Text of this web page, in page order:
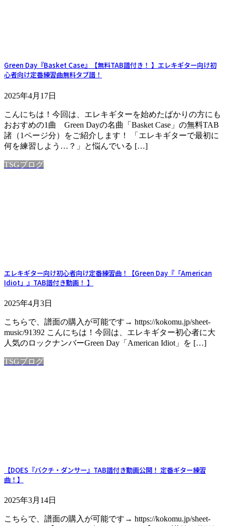
Green Day『Basket Case』【無料TAB譜付き！ 】エレキギター向け初
心者向け定番練習曲無料タブ譜！
2025年4月17日
こんにちは！今回は、エレキギターを始めたばかりの方にも
おおすめの1曲 Green Dayの名曲「Basket Case」の無料TAB
諸（1ページ分）をご紹介します！ 「エレキギターで最初に
何を練習しよう…？」と悩んでいる […]
TSGブログ
エレキギター向け初心者向け定番練習曲！【Green Day『「American
Idiot」』TAB譜付き動画！ 】
2025年4月3日
こちらで、譜面の購入が可能です→ https://kokomu.jp/sheet-
music/91392 こんにちは！今回は、エレキギター初心者に大
人気のロックナンバーGreen Day「American Idiot」を […]
TSGブログ
【DOES『バクチ・ダンサー』TAB譜付き動画公開！ 定番ギター練習
曲！】
2025年3月14日
こちらで、譜面の購入が可能です→ https://kokomu.jp/sheet-